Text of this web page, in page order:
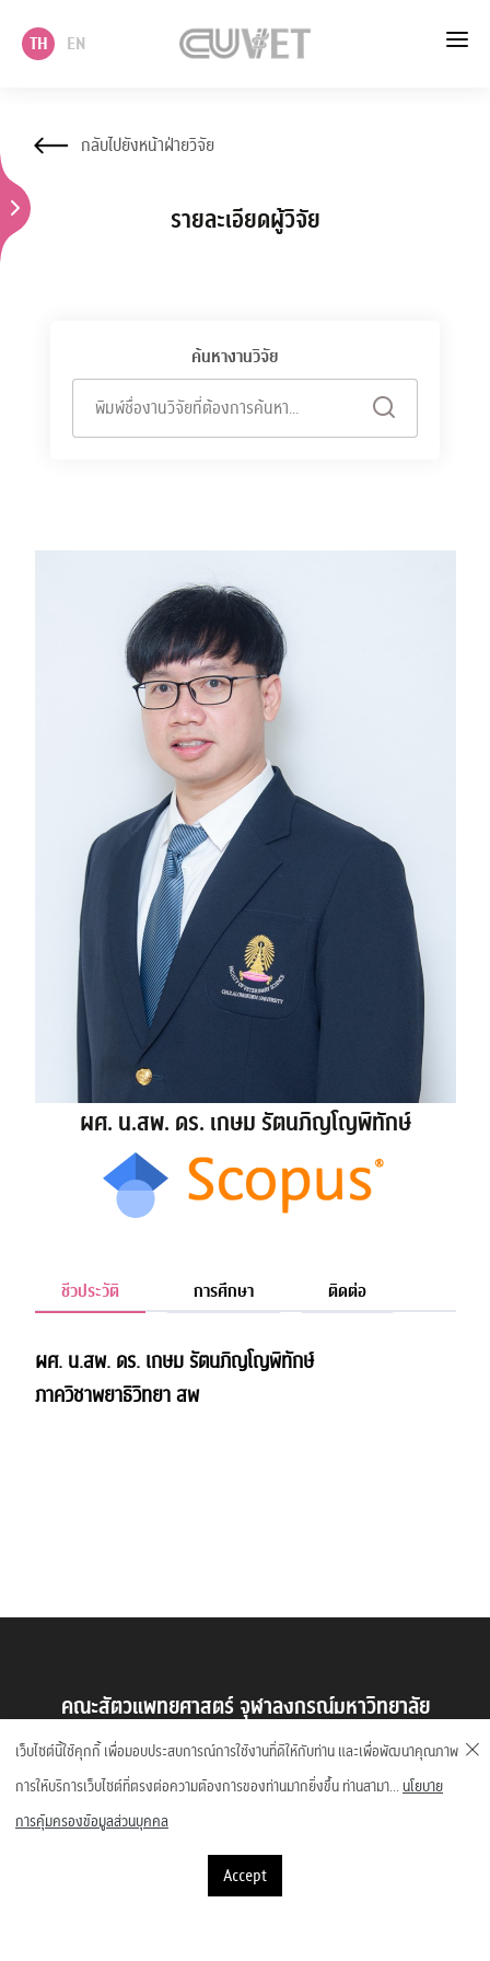
TH EN
วิชาการ
นโยบาย แผนและบริการวิชาการ
บริการ
ติดต่อเรา
กลับไปยังหน้าฝ่ายวิจัย
รายละเอียดผู้วิจัย
ค้นหางานวิจัย
พิมพ์ชื่องานวิจัยที่ต้องการค้นหา...
ผศ. น.สพ. ดร. เกษม รัตนภิญโญพิทักษ์
ชีวประวัติ การศึกษา ติดต่อ
ผศ. น.สพ. ดร. เกษม รัตนภิญโญพิทักษ์
ภาควิชาพยาธิวิทยา สพ
คณะสัตวแพทยศาสตร์ จุฬาลงกรณ์มหาวิทยาลัย
ถนนอังรีดูนังต์ แขวงปทุมวัน เขตปทุมวัน กรุงเทพมหานคร 10330
©2023 Faculty of Veterinary Science, Chulalongkorn University
เว็บไซต์นี้ใช้คุกกี้ เพื่อมอบประสบการณ์การใช้งานที่ดีให้กับท่าน และเพื่อพัฒนาคุณภาพ
การให้บริการเว็บไซต์ที่ตรงต่อความต้องการของท่านมากยิ่งขึ้น ท่านสามา... นโยบาย
การคุ้มครองข้อมูลส่วนบุคคล
Accept